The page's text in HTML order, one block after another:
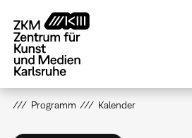
zum
Inhalt
Programm Kalender